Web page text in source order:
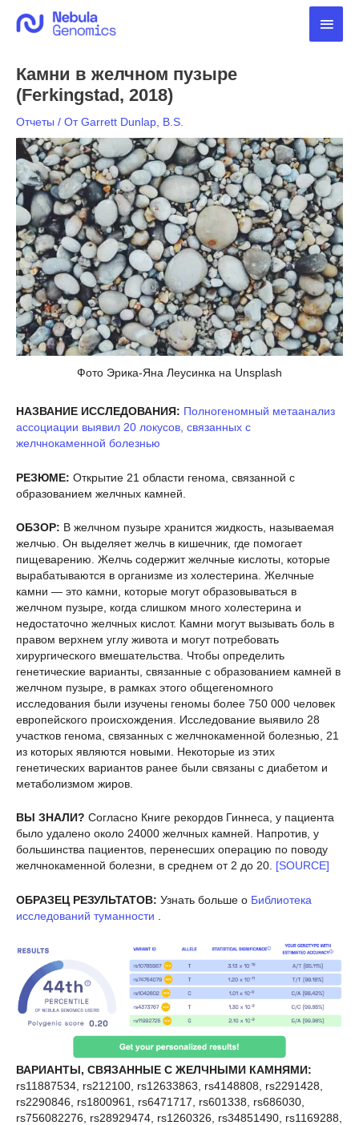
содержимому
Камни в желчном пузыре
(Ferkingstad, 2018)
Отчеты / ОтGarrett Dunlap, B.S.
Фото Эрика-Яна Леусинка на Unsplash
НАЗВАНИЕ ИССЛЕДОВАНИЯ: Полногеномный метаанализ
ассоциации выявил 20 локусов, связанных с
желчнокаменной болезнью
РЕЗЮМЕ: Открытие 21 области генома, связанной с
образованием желчных камней.
ОБЗОР: В желчном пузыре хранится жидкость, называемая
желчью. Он выделяет желчь в кишечник, где помогает
пищеварению. Желчь содержит желчные кислоты, которые
вырабатываются в организме из холестерина. Желчные
камни — это камни, которые могут образовываться в
желчном пузыре, когда слишком много холестерина и
недостаточно желчных кислот. Камни могут вызывать боль в
правом верхнем углу живота и могут потребовать
хирургического вмешательства. Чтобы определить
генетические варианты, связанные с образованием камней в
желчном пузыре, в рамках этого общегеномного
исследования были изучены геномы более 750 000 человек
европейского происхождения. Исследование выявило 28
участков генома, связанных с желчнокаменной болезнью, 21
из которых являются новыми. Некоторые из этих
генетических вариантов ранее были связаны с диабетом и
метаболизмом жиров.
ВЫ ЗНАЛИ? Согласно Книге рекордов Гиннеса, у пациента
было удалено около 24000 желчных камней. Напротив, у
большинства пациентов, перенесших операцию по поводу
желчнокаменной болезни, в среднем от 2 до 20. [SOURCE]
ОБРАЗЕЦ РЕЗУЛЬТАТОВ: Узнать больше о Библиотека
исследований туманности
ВАРИАНТЫ, СВЯЗАННЫЕ С ЖЕЛЧНЫМИ КАМНЯМИ:
rs11887534, rs212100, rs12633863, rs4148808, rs2291428,
rs2290846, rs1800961, rs6471717, rs601338, rs686030,
rs756082276, rs28929474, rs1260326, rs34851490, rs1169288,